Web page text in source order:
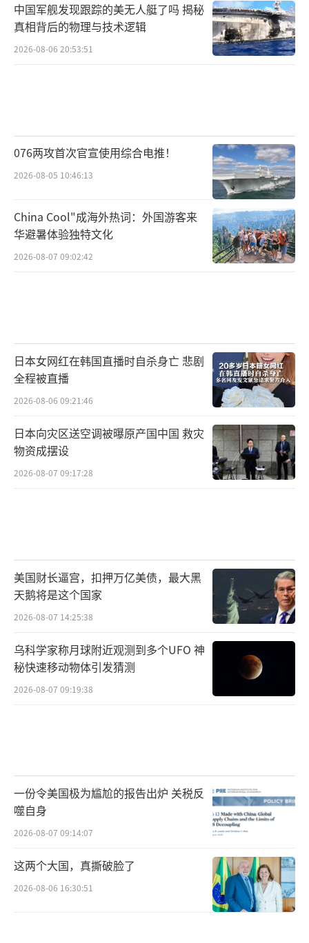
中国军舰发现跟踪的美无人艇了吗 揭秘
真相背后的物理与技术逻辑
2026-08-06 20:53:51
076两攻首次官宣使用综合电推！
2026-08-05 10:46:13
China Cool"成海外热词：外国游客来
华避暑体验独特文化
2026-08-07 09:02:42
日本女网红在韩国直播时自杀身亡 悲剧
全程被直播
2026-08-06 09:21:46
日本向灾区送空调被曝原产国中国 救灾
物资成摆设
2026-08-07 09:17:28
美国财长逼宫，扣押万亿美债，最大黑
天鹅将是这个国家
2026-08-07 14:25:38
乌科学家称月球附近观测到多个UFO 神
秘快速移动物体引发猜测
2026-08-07 09:19:38
一份令美国极为尴尬的报告出炉 关税反
噬自身
2026-08-07 09:14:07
这两个大国，真撕破脸了
2026-08-06 16:30:51